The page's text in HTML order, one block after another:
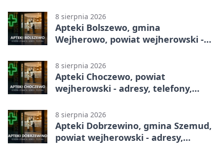
8 sierpnia 2026
Apteki Bolszewo, gmina
Wejherowo, powiat wejherowski -
8 sierpnia 2026
Apteki Choczewo, powiat
wejherowski - adresy, telefony,
8 sierpnia 2026
Apteki Dobrzewino, gmina Szemud,
powiat wejherowski - adresy,